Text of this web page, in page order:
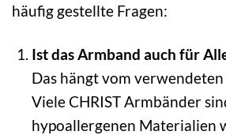
häufig gestellte Fragen:
Ist das Armband auch für
Das hängt vom verwendeten
Viele CHRIST Armbänder
hypoallergenen Materialien